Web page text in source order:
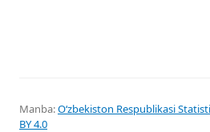
Manba:Oʻzbekiston Respublikasi
BY 4.0